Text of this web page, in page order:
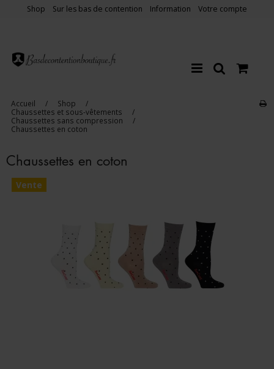
Shop Sur les bas de contention Information Votre compte
Accueil / Shop
/
Chaussettes et sous-vêtements
/
Chaussettes sans compression
/
Chaussettes en coton
Chaussettes en coton
Vente